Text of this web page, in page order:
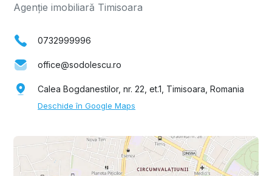
Agenție imobiliară Timisoara
0732999996
office@sodolescu.ro
Calea Bogdanestilor, nr. 22, et.1, Timisoara, Romania
Deschide în Google Maps